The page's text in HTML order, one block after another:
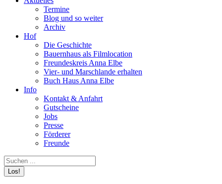
Termine
Blog und so weiter
Archiv
Hof
Die Geschichte
Bauernhaus als Filmlocation
Freundeskreis Anna Elbe
Vier- und Marschlande erhalten
Buch Haus Anna Elbe
Info
Kontakt & Anfahrt
Gutscheine
Jobs
Presse
Förderer
Freunde
Search: